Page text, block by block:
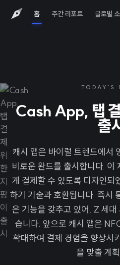
홈 주간 리포트 글로벌
TODAY'S
Cash App, 탭 결
출
캐시 앱은 바이럴 트렌드에서
비로운 완드를 출시합니다. 이
게 결제할 수 있도록 디자인되
하기 기술과 호환됩니다. 즉시
은 기능을 갖추고 있어, Z 세
습니다. 앞으로 캐시 앱은
확대하여 결제 경험을 향상시
을 맞출 계